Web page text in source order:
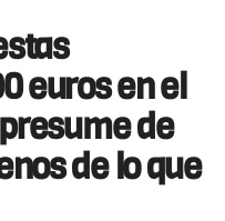
euros en el
de
de lo que